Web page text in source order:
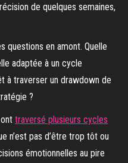
de quelques semaines,
questions en amont. Quelle
adaptée à un cycle
à traverser un drawdown de
?
traversé plusieurs cycles
n’est pas d’être trop tôt ou
émotionnelles au pire